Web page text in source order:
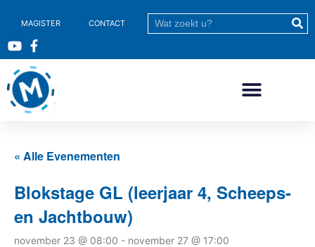
MAGISTER CONTACT
« Alle Evenementen
Blokstage GL (leerjaar 4, Scheeps-
en Jachtbouw)
november 23 @ 08:00 - november 27 @ 17:00